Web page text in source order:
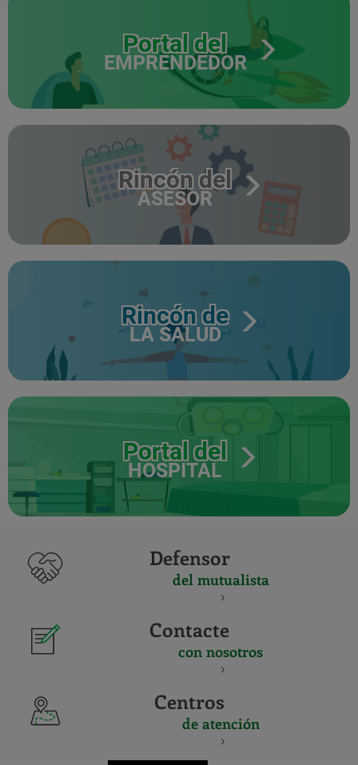
Portal del
EMPRENDEDOR
Rincón del
ASESOR
Rincón de
LA SALUD
Portal del
HOSPITAL
Defensor
del mutualista
Contacte
con nosotros
Centros
de atención